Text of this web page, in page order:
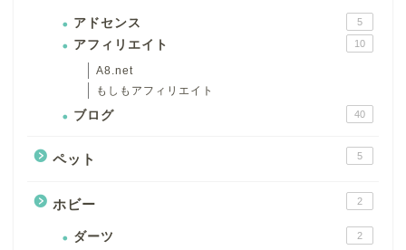
アドセンス 5
アフィリエイト 10
A8.net
もしもアフィリエイト
ブログ 40
ペット 5
ホビー 2
ダーツ 2